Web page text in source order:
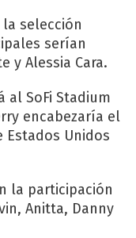
selección
serían
y Alessia Cara.
al SoFi Stadium
encabezaría el
Unidos
la participación
Anitta, Danny